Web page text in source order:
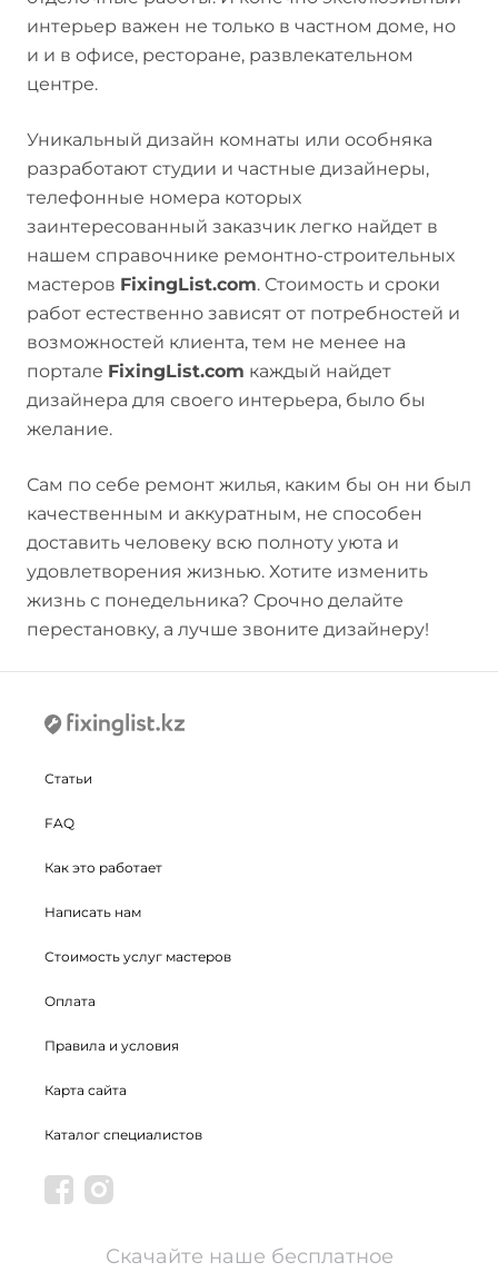
интерьер важен не только в частном доме, но
и и в офисе, ресторане, развлекательном
центре.
Уникальный дизайн комнаты или особняка
разработают студии и частные дизайнеры,
телефонные номера которых
заинтересованный заказчик легко найдет в
нашем справочнике ремонтно-строительных
мастеров FixingList.com. Стоимость и сроки
работ естественно зависят от потребностей и
возможностей клиента, тем не менее на
портале FixingList.com каждый найдет
дизайнера для своего интерьера, было бы
желание.
Сам по себе ремонт жилья, каким бы он ни был
качественным и аккуратным, не способен
доставить человеку всю полноту уюта и
удовлетворения жизнью. Хотите изменить
жизнь с понедельника? Срочно делайте
перестановку, а лучше звоните дизайнеру!
Статьи
FAQ
Как это работает
Написать нам
Стоимость услуг мастеров
Оплата
Правила и условия
Карта сайта
Каталог специалистов
Скачайте наше бесплатное